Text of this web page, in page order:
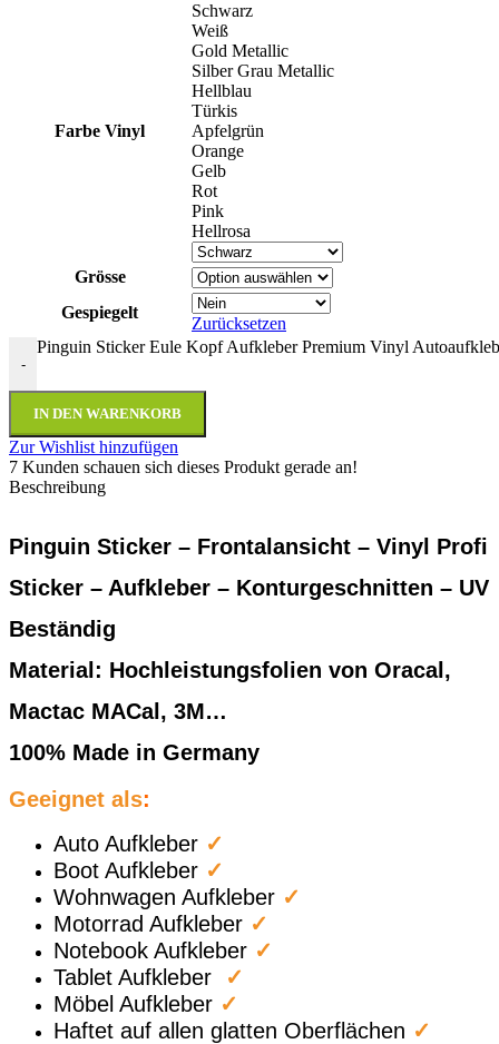
Farbe Vinyl
Schwarz
Weiß
Gold Metallic
Silber Grau Metallic
Hellblau
Türkis
Apfelgrün
Orange
Gelb
Rot
Pink
Hellrosa
Grösse
Gespiegelt
Zurücksetzen
-
Pinguin Sticker Eule Kopf Aufkleber Premium Vinyl
IN DEN WARENKORB
Zur Wishlist hinzufügen
7 Kunden schauen sich dieses Produkt gerade an!
Beschreibung
Pinguin Sticker – Frontalansicht – Vinyl Profi
Sticker – Aufkleber – Konturgeschnitten – UV
Beständig
Material: Hochleistungsfolien von Oracal,
Mactac MACal, 3M…
100% Made in Germany
Geeignet als:
Auto Aufkleber ✓
Boot Aufkleber ✓
Wohnwagen Aufkleber ✓
Motorrad Aufkleber ✓
Notebook Aufkleber ✓
Tablet Aufkleber
✓
Möbel Aufkleber ✓
Haftet auf allen glatten Oberflächen ✓